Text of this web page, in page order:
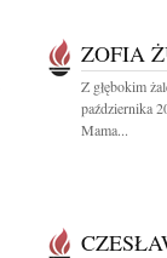
ZOFIA
Z głębokim
października
Mama...